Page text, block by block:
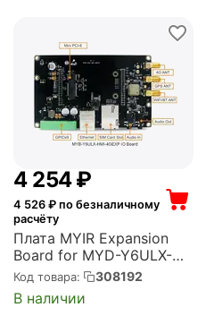
4 254₽
4 526 ₽ по безналичному
расчёту
Плата MYIR Expansion
Board for MYD-Y6ULX-
HMI (MYB-Y6ULX-HMI-
4GEXP)
Код товара: 308192
В наличии